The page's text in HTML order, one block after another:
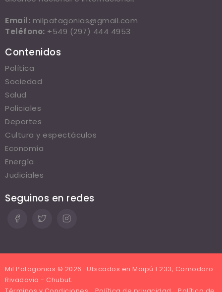
Email: milpatagonias@gmail.com
Teléfono: +549 (297) 444 4953
Contenidos
Política
Sociedad
Salud
Policiales
Deportes
Cultura y espectáculos
Economía
Energía
Judiciales
Seguinos en redes
Mil Patagonias © 2026 . Ubicados en Maipú 1.233, Comodoro
Rivadavia - Chubut.